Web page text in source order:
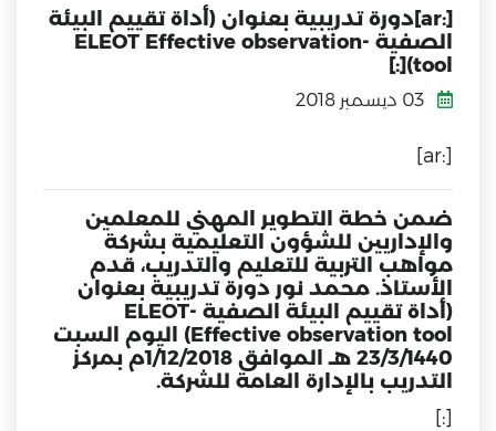
[:ar]دورة تدريبية بعنوان (أداة تقييم البيئة
الصفية -ELEOT Effective observation
tool)[:]
[:ar]
ضمن خطة التطوير المهني للمعلمين
والإداريين للشؤون التعليمية بشركة
مواهب التربية للتعليم والتدريب، قدم
الأستاذ. محمد نور دورة تدريبية بعنوان
(أداة تقييم البيئة الصفية -ELEOT
Effective observation tool) اليوم السبت
23/3/1440 هـ الموافق 1/12/2018م بمركز
التدريب بالإدارة العامة للشركة.
[:]